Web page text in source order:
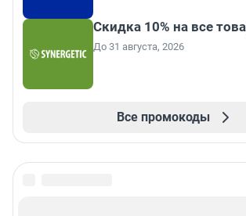
Скидка 10% на все
До 31 августа, 2026
Все промокоды